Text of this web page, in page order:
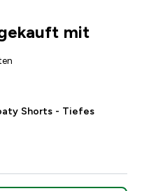
mit
Shorts - Tiefes